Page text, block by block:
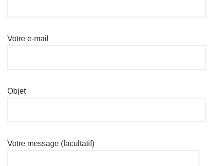
Votre e-mail
Objet
Votre message (facultatif)